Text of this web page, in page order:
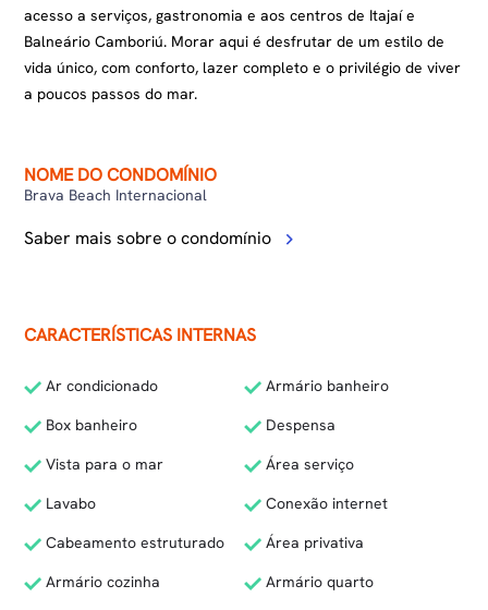
acesso a serviços, gastronomia e aos centros de Itajaí e
Balneário Camboriú. Morar aqui é desfrutar de um estilo de
vida único, com conforto, lazer completo e o privilégio de viver
a poucos passos do mar.
NOME DO CONDOMÍNIO
Brava Beach Internacional
Saber mais sobre o condomínio
CARACTERÍSTICAS INTERNAS
Ar condicionado
Armário banheiro
Box banheiro
Despensa
Vista para o mar
Área serviço
Lavabo
Conexão internet
Cabeamento estruturado
Área privativa
Armário cozinha
Armário quarto